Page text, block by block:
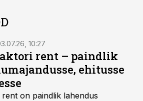
10:27
rent – paindlik
ehitusse
rent on paindlik lahendus